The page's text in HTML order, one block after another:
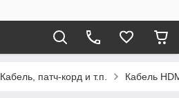
Кабель, патч-корд и т.п. Кабель